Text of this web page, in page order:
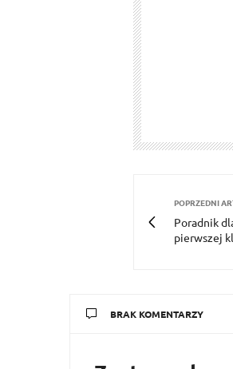
POPRZEDNI
Poradnik
pierwszej
BRAK KOMENTARZY